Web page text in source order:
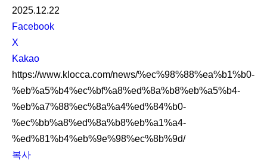
2025.12.22
S
N
S
S
h
a
r
e
Facebook
X
Kakao
https://www.klocca.com/news/%ec%98%88%ea%b1%b0-
%eb%a5%b4%ec%bf%a8%ed%8a%b8%eb%a5%b4-
%eb%a7%88%ec%8a%a4%ed%84%b0-
%ec%bb%a8%ed%8a%b8%eb%a1%a4-
%ed%81%b4%eb%9e%98%ec%8b%9d/
복사